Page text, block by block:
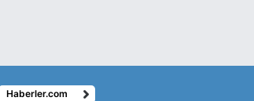
Haberler.com